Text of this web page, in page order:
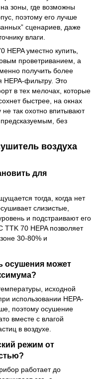
зоны, где возможны
поэтому его лучше
сценариев, даже
влаги.
HEPA уместно купить,
проветриванием, а
получить более
HEPA-фильтру. Это
в тех мелочах, которые
быстрее, на окнах
так охотно впитывают
без
воздуха
для
тогда, когда нет
слизистые,
и подстраивают его
TTK 70 HEPA позволяет
30-80% и
осушения может
исходной
использовании HEPA-
поэтому осушение
вместе с влагой
в воздухе.
режим от
работает до